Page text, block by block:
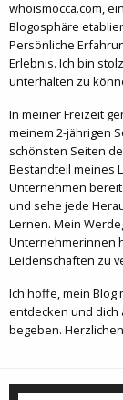
whoismocca.com,
Blogosphäre
Persönliche
Erlebnis. Ich bin
unterhalten zu
In meiner Freizeit
meinem 2-jährigen
schönsten Seiten
Bestandteil meines
Unternehmen
und sehe jede
Lernen. Mein
Unternehmerinnen
Leidenschaften zu
Ich hoffe, mein Blog
entdecken und dich
begeben.